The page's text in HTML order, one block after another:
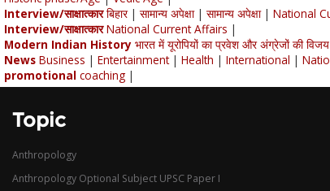
Interview/साक्षात्कार बिहार | सामान्य अपेक्षा | सामान्य अपेक्षा | National
Interview/साक्षात्कार National Current Affairs |
Modern Indian History भारत में यूरोपियों का प्रवेश और अंग्रेजों की विजय
News Business | Entertainment| Health | International |
promotional coaching |
Topic
Anthropology
Anthropology Optional Subject UPSC Paper I